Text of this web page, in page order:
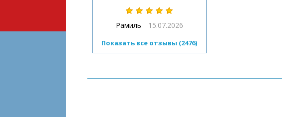
Рамиль 15.07.2026
Показать все отзывы (2476)